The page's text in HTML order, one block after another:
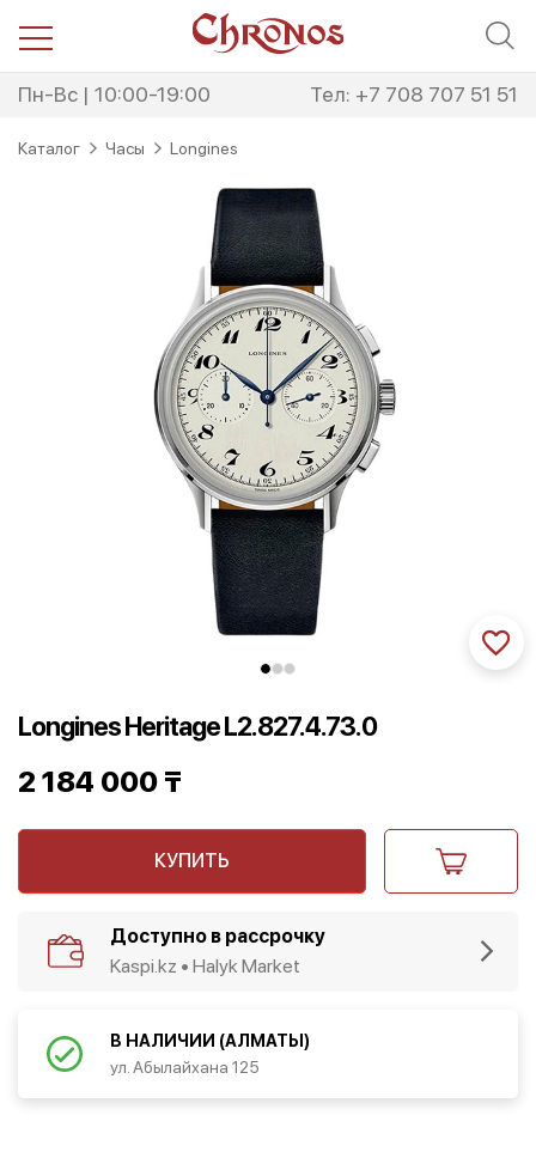
Пн-Вс | 10:00-19:00 Тел: +7 708 707 51 51
Каталог Часы Longines
Longines Heritage L2.827.4.73.0
2 184 000 ₸
КУПИТЬ
Доступно в рассрочку
Kaspi.kz • Halyk Market
В НАЛИЧИИ (АЛМАТЫ)
ул. Абылайхана 125